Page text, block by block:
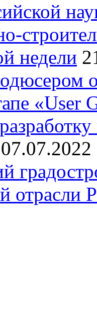
недели
«User
07.07.2022
отрасли